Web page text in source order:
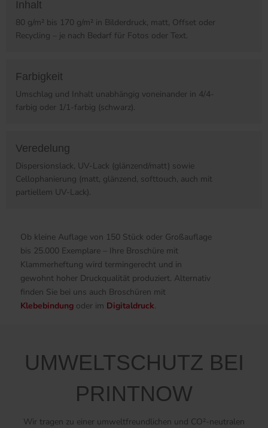
Inhalt
80 g/m² bis 170 g/m² in Bilderdruck, matt, Offset oder
Recycling – je nach Bedarf für Fotos oder Text.
Farbigkeit
Umschlag und Inhalt unabhängig voneinander in 4/4-
farbig oder 1/1-farbig (schwarz).
Veredelung
Dispersionslack, UV-Lack (glänzend/matt) sowie
Cellophanierung (matt, glänzend, softtouch, auch mit
partiellem UV-Lack).
Ob kleine Auflage von 150 Stück oder Großauflage
bis 25.000 Exemplare – Ihre Broschüre mit
Klammerheftung wird termingerecht und in
gewohnt hoher Druckqualität produziert. Alternativ
finden Sie bei uns auch Broschüren mit
Klebebindung oder im Digitaldruck.
UMWELTSCHUTZ BEI
PRINTNOW
Wir tragen zu einer umweltfreundlichen und CO²-neutralen